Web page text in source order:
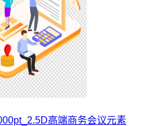
高端商务会议元素